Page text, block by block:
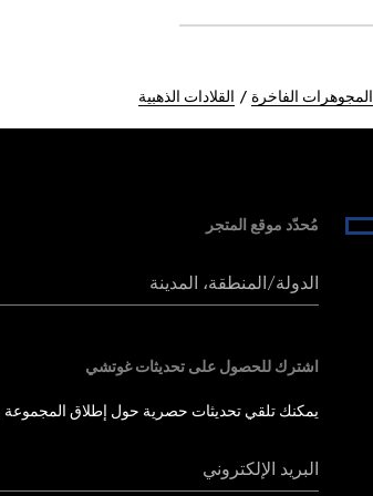
المجوهرات الفاخرة القلادات الذهبية
مُحدّد موقع المتجر
الدولة/المنطقة، المدينة
اشترك للحصول على تحديثات غوتشي
يمكنك تلقي تحديثات حصرية حول إطلاق المجموعة
البريد الإلكتروني